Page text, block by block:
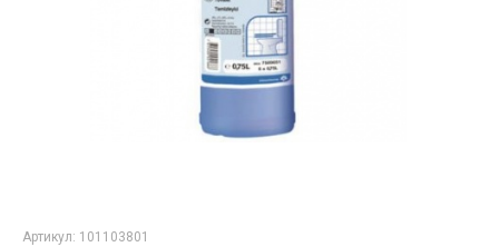
Артикул: 101103801